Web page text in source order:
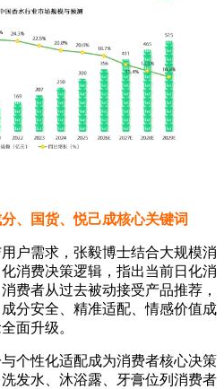
、国货、悦己成核心关键词
需求，张毅博士结合大规模消
消费决策逻辑，指出当前日化消
费者从过去被动接受产品推荐，
分安全、精准适配、情感价值成
面升级。
性化适配成为消费者核心决策
发水、沐浴露、牙膏位列消费者